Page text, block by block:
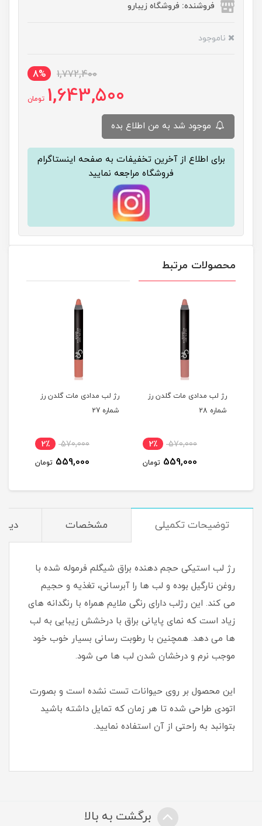
فروشنده: فروشگاه زیبارو
ناموجود
1,772,400
8%
1,643,500 تومان
برای اطلاع از آخرین تخفیفات به صفحه اینستاگرام
فروشگاه مراجعه نمایید
محصولات مرتبط
رژ لب مدادی مات گلدن رز
شماره 28
570,000 2٪
559,000 تومان
رژ لب مدادی مات گلدن رز
شماره 27
570,000 2٪
559,000 تومان
توضیحات تکمیلی مشخصات
رژ لب استیکی حجم دهنده براق شیگلم فرموله شده با
روغن نارگیل بوده و لب ها را آبرسانی، تغذیه و حجیم
می کند. این رژلب دارای رنگی ملایم همراه با رنگدانه های
زیاد است که نمای پایانی براق با درخشش زیبایی به لب
ها می دهد. همچنین با رطوبت رسانی بسیار خوب خود
موجب نرم و درخشان شدن لب ها می شود.
این محصول بر روی حیوانات تست نشده است و بصورت
اتودی طراحی شده تا هر زمان که تمایل داشته باشید
بتوانبد به راحتی از آن استفاده نمایید.
برگشت به بالا